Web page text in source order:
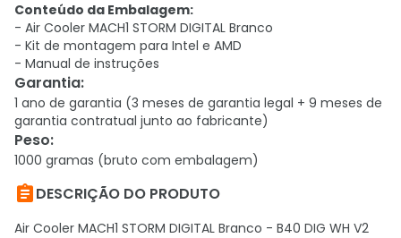
Conteúdo da Embalagem:
- Air Cooler MACH1 STORM DIGITAL Branco
- Kit de montagem para Intel e AMD
- Manual de instruções
Garantia:
1 ano de garantia (3 meses de garantia legal + 9 meses de
garantia contratual junto ao fabricante)
Peso:
1000 gramas (bruto com embalagem)
DESCRIÇÃO DO PRODUTO
Air Cooler MACH1 STORM DIGITAL Branco - B40 DIG WH V2